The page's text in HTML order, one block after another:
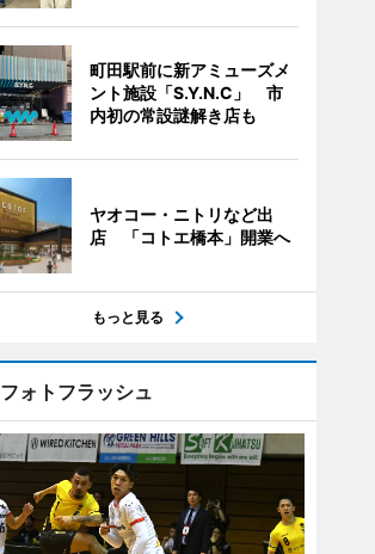
町田駅前に新アミューズメ
ント施設「S.Y.N.C」 市
内初の常設謎解き店も
ヤオコー・ニトリなど出
店 「コトエ橋本」開業へ
もっと見る
フォトフラッシュ